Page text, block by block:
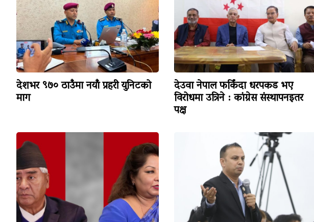
देशभर ९७० ठाउँमा नयाँ प्रहरी युनिटको
माग
देउवा नेपाल फर्किंदा धरपकड भए
विरोधमा उत्रिने : कांग्रेस संस्थापनइतर
पक्ष